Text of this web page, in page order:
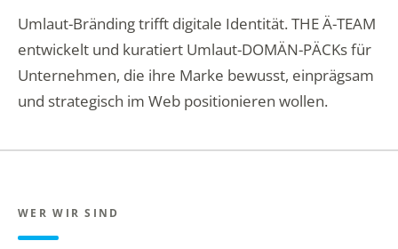
Umlaut-Bränding trifft digitale Identität. THE Ä-TEAM
entwickelt und kuratiert Umlaut-DOMÄN-PÄCKs für
Unternehmen, die ihre Marke bewusst, einprägsam
und strategisch im Web positionieren wollen.
WER WIR SIND